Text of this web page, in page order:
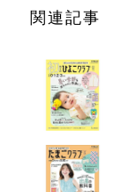
関連記事